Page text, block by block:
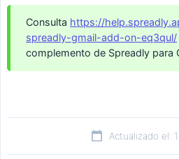
Consulta https://
spreadly-gmail-add-on-eq3qul/
complemento de Spreadly para
Actualizado el: